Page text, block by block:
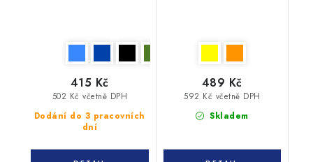
Dodání do 3 pracovních
dní
502 Kč včetně DPH
415 Kč
Skladem
592 Kč včetně DPH
489 Kč